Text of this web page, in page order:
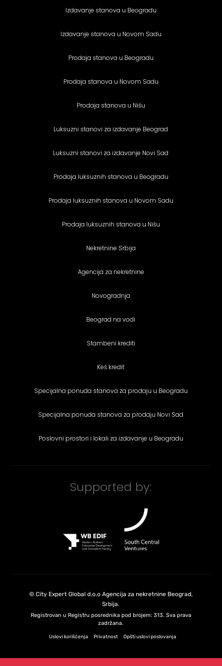
Izdavanje stanova u Beogradu
Izdavanje stanova u Novom Sadu
Prodaja stanova u Beogradu
Prodaja stanova u Novom Sadu
Prodaja stanova u Nišu
Luksuzni stanovi za izdavanje Beograd
Luksuzni stanovi za izdavanje Novi Sad
Prodaja luksuznih stanova u Beogradu
Prodaja luksuznih stanova u Novom Sadu
Prodaja luksuznih stanova u Nišu
Nekretnine Srbija
Agencija za nekretnine
Novogradnja
Beograd na vodi
Stambeni krediti
Keš kredit
Specijalna ponuda stanova za prodaju u Beogradu
Specijalna ponuda stanova za prodaju Novi Sad
Poslovni prostori i lokali za izdavanje u Beogradu
Supported by:
© City Expert Global d.o.o Agencija za nekretnine Beograd,
Srbija.
Registrovan u Registru posrednika pod brojem: 313. Sva prava
zadržana.
Uslovi korišćenja Privatnost Opšti uslovi poslovanja